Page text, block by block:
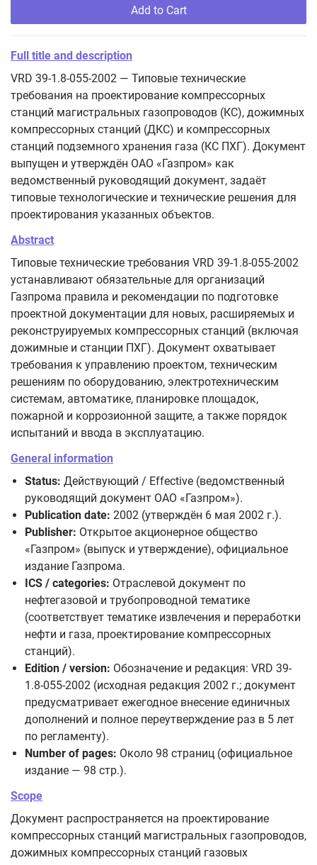
Add to Cart
Full title and description
VRD 39-1.8-055-2002 — Типовые технические
требования на проектирование компрессорных
станций магистральных газопроводов (КС), дожимных
компрессорных станций (ДКС) и компрессорных
станций подземного хранения газа (КС ПХГ). Документ
выпущен и утверждён ОАО «Газпром» как
ведомственный руководящий документ, задаёт
типовые технологические и технические решения для
проектирования указанных объектов.
Abstract
Типовые технические требования VRD 39-1.8-055-2002
устанавливают обязательные для организаций
Газпрома правила и рекомендации по подготовке
проектной документации для новых, расширяемых и
реконструируемых компрессорных станций (включая
дожимные и станции ПХГ). Документ охватывает
требования к управлению проектом, техническим
решениям по оборудованию, электротехническим
системам, автоматике, планировке площадок,
пожарной и коррозионной защите, а также порядок
испытаний и ввода в эксплуатацию.
General information
Status: Действующий / Effective (ведомственный
руководящий документ ОАО «Газпром»).
Publication date: 2002 (утверждён 6 мая 2002 г.).
Publisher: Открытое акционерное общество
«Газпром» (выпуск и утверждение), официальное
издание Газпрома.
ICS / categories: Отраслевой документ по
нефтегазовой и трубопроводной тематике
(соответствует тематике извлечения и переработки
нефти и газа, проектирование компрессорных
станций).
Edition / version: Обозначение и редакция: VRD 39-
1.8-055-2002 (исходная редакция 2002 г.; документ
предусматривает ежегодное внесение единичных
дополнений и полное переутверждение раз в 5 лет
по регламенту).
Number of pages: Около 98 страниц (официальное
издание — 98 стр.).
Scope
Документ распространяется на проектирование
компрессорных станций магистральных газопроводов,
дожимных компрессорных станций газовых